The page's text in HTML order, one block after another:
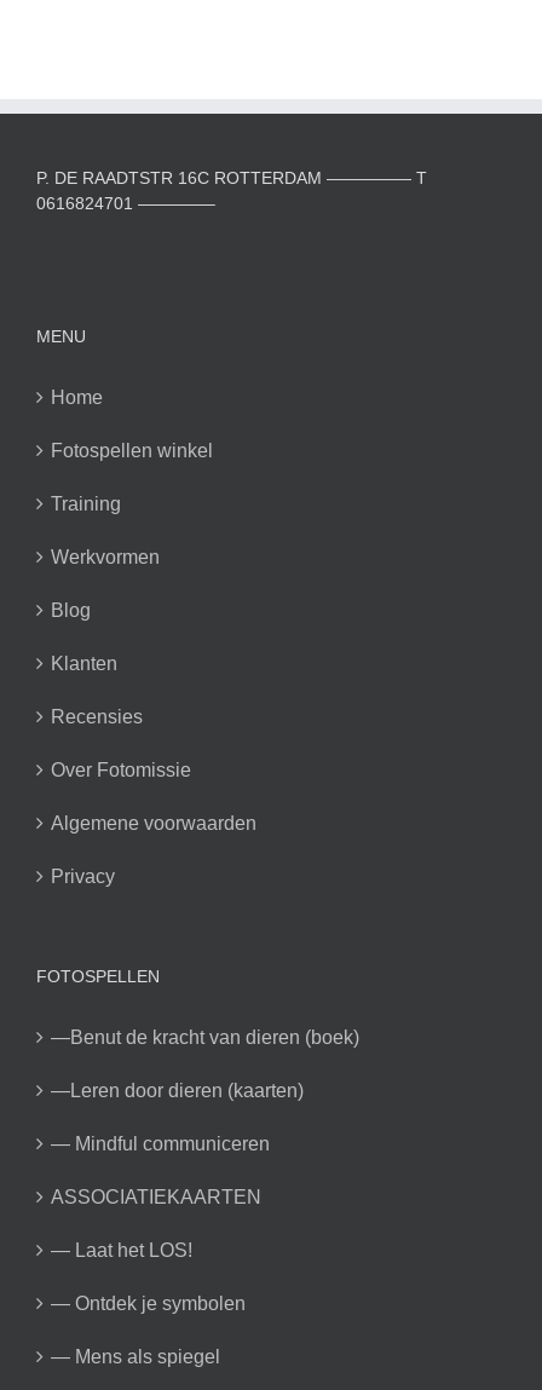
P. DE RAADTSTR 16C ROTTERDAM ————— T
0616824701 ————–
MENU
Home
Fotospellen winkel
Training
Werkvormen
Blog
Klanten
Recensies
Over Fotomissie
Algemene voorwaarden
Privacy
FOTOSPELLEN
—Benut de kracht van dieren (boek)
—Leren door dieren (kaarten)
— Mindful communiceren
ASSOCIATIEKAARTEN
— Laat het LOS!
— Ontdek je symbolen
— Mens als spiegel